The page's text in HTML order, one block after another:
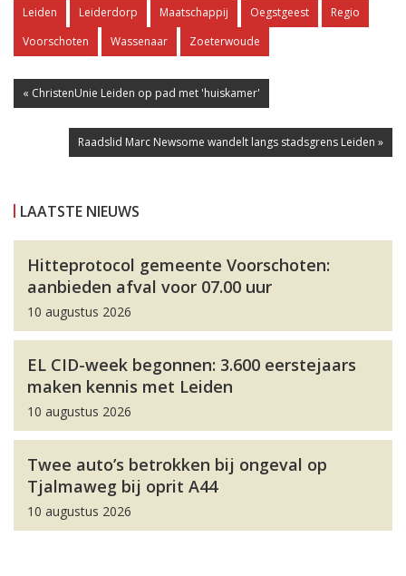
Leiden Leiderdorp Maatschappij Oegstgeest
Regio
Voorschoten
Wassenaar Zoeterwoude
« ChristenUnie Leiden op pad met 'huiskamer'
Raadslid Marc Newsome wandelt langs stadsgrens Leiden »
LAATSTE NIEUWS
Hitteprotocol gemeente Voorschoten:
aanbieden afval voor 07.00 uur
10 augustus 2026
EL CID-week begonnen: 3.600 eerstejaars
maken kennis met Leiden
10 augustus 2026
Twee auto’s betrokken bij ongeval op
Tjalmaweg bij oprit A44
10 augustus 2026